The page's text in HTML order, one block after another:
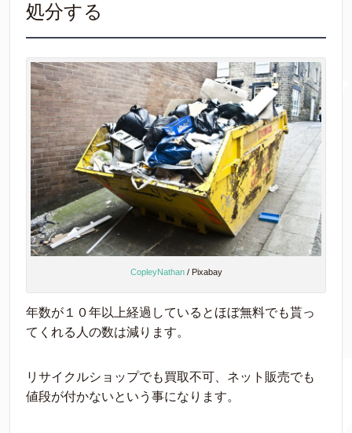
処分する
CopleyNathan/ Pixabay
年数が１０年以上経過しているとほぼ無料でも貰っ
てくれる人の数は減ります。
リサイクルショップでも買取不可、ネット販売でも
値段が付かないという事になります。